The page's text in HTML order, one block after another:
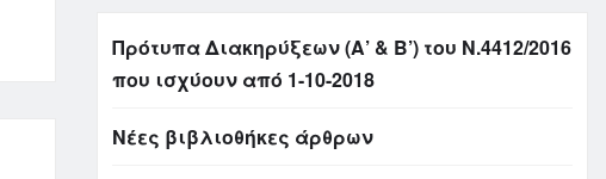
Πρότυπα Διακηρύξεων (Α’ & Β’) του Ν.4412/2016
που ισχύουν από 1-10-2018
Νέες βιβλιοθήκες άρθρων